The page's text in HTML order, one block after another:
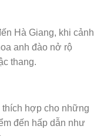
Hà Giang, khi cảnh
anh đào nở rộ
thang.
thích hợp cho những
đến hấp dẫn như